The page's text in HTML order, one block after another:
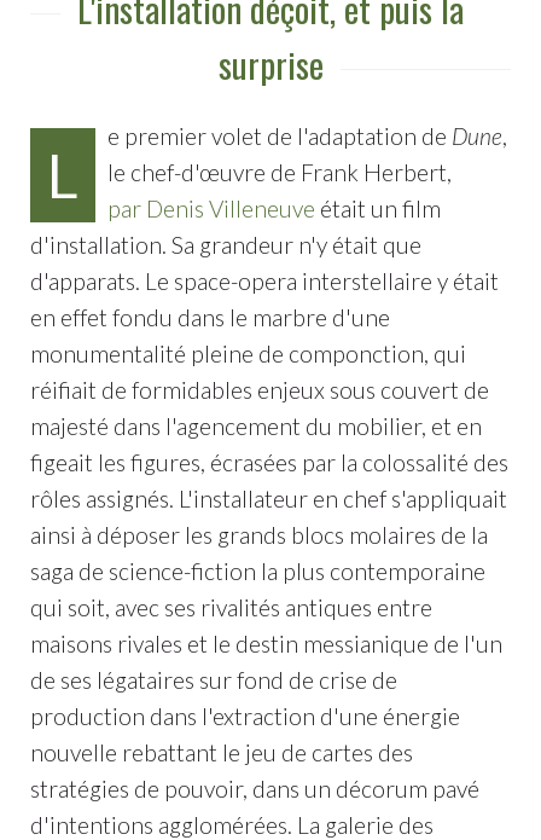
surprise
L
e premier volet de l'adaptation de Dune,
le chef-d'œuvre de Frank Herbert,
par Denis Villeneuve était un film
d'installation. Sa grandeur n'y était que
d'apparats. Le space-opera interstellaire y était
en effet fondu dans le marbre d'une
monumentalité pleine de componction, qui
réifiait de formidables enjeux sous couvert de
majesté dans l'agencement du mobilier, et en
figeait les figures, écrasées par la colossalité des
rôles assignés. L'installateur en chef s'appliquait
ainsi à déposer les grands blocs molaires de la
saga de science-fiction la plus contemporaine
qui soit, avec ses rivalités antiques entre
maisons rivales et le destin messianique de l'un
de ses légataires sur fond de crise de
production dans l'extraction d'une énergie
nouvelle rebattant le jeu de cartes des
stratégies de pouvoir, dans un décorum pavé
d'intentions agglomérées. La galerie des